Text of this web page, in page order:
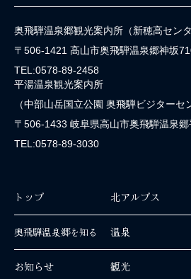
奥飛騨温泉郷観光案内所（新穂高センタ
〒506-1421 高山市奥飛騨温泉郷神坂
TEL:0578-89-2458
平湯温泉観光案内所
（中部山岳国立公園 奥飛騨ビジターセ
〒506-1433 岐阜県高山市奥飛騨温泉
TEL:0578-89-3030
トップ
奥飛騨温泉郷を知る
お知らせ
北アルプス
温泉
観光